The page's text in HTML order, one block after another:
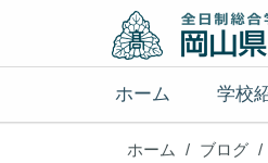
ホーム 学校
ホーム ブログ